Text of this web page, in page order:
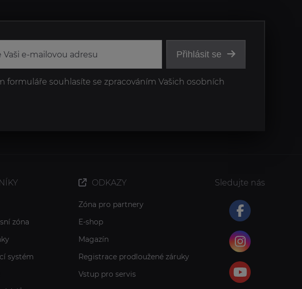
Přihlásit se
formuláře souhlasíte se zpracováním Vašich osobních
zóna
systém
ODKAZY
Zóna pro partnery
E-shop
Magazín
Registrace prodloužené záruky
Vstup pro servis
Sledujte nás